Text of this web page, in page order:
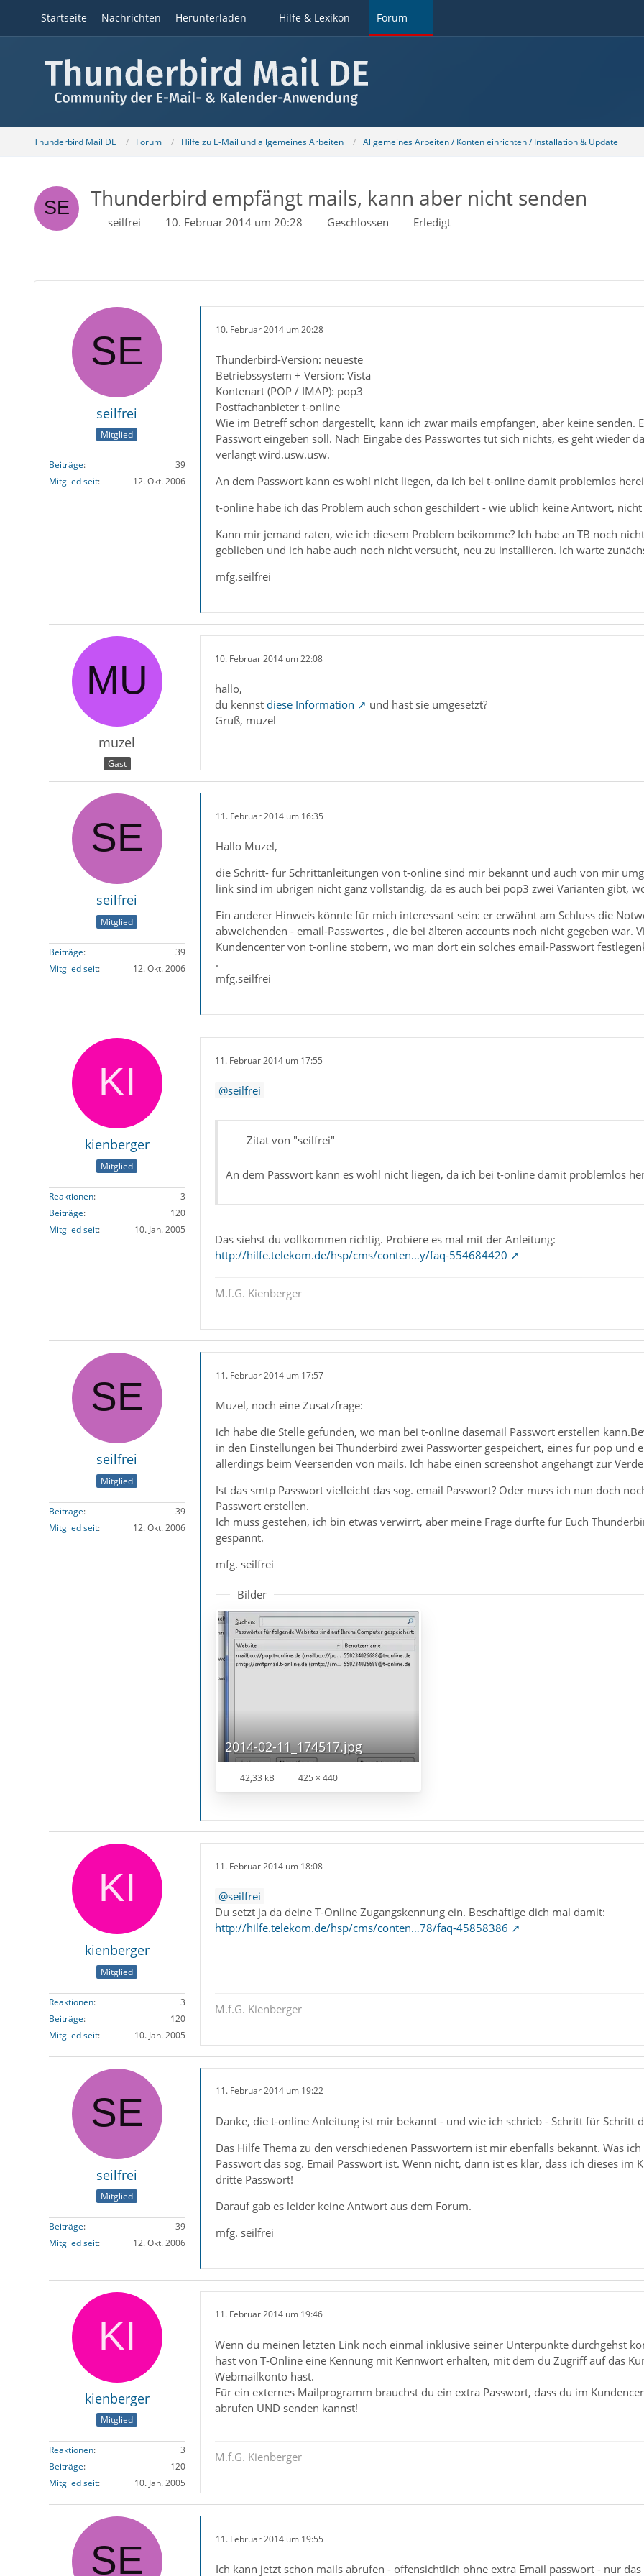
Startseite Nachrichten Herunterladen Hilfe & Lexikon Forum
Thunderbird Mail DE Forum Hilfe zu E-Mail und allgemeines Arbeiten Allgemeines Arbeiten / Konten einrichten / Installation & Update
Thunderbird empfängt mails, kann aber nicht senden
seilfrei 10. Februar 2014 um 20:28 Geschlossen Erledigt
seilfrei
Mitglied
Beiträge
39
Mitglied seit
12. Okt. 2006
10. Februar 2014 um 20:28
Thunderbird-Version: neueste
Betriebssystem + Version: Vista
Kontenart (POP / IMAP): pop3
Postfachanbieter t-online
Wie im Betreff schon dargestellt, kann ich zwar mails empfangen, aber keine senden.
Passwort eingeben soll. Nach Eingabe des Passwortes tut sich nichts, es geht wieder
verlangt wird.usw.usw.
An dem Passwort kann es wohl nicht liegen, da ich bei t-online damit problemlos
t-online habe ich das Problem auch schon geschildert - wie üblich keine Antwort,
Kann mir jemand raten, wie ich diesem Problem beikomme? Ich habe an TB noch
geblieben und ich habe auch noch nicht versucht, neu zu installieren. Ich warte
mfg.seilfrei
muzel
Gast
10. Februar 2014 um 22:08
hallo,
du kennst diese Information
und hast sie umgesetzt?
Gruß, muzel
seilfrei
Mitglied
Beiträge
39
Mitglied seit
12. Okt. 2006
11. Februar 2014 um 16:35
Hallo Muzel,
die Schritt- für Schrittanleitungen von t-online sind mir bekannt und auch von mir
link sind im übrigen nicht ganz vollständig, da es auch bei pop3 zwei Varianten gibt,
Ein anderer Hinweis könnte für mich interessant sein: er erwähnt am Schluss die
abweichenden - email-Passwortes , die bei älteren accounts noch nicht gegeben war.
Kundencenter von t-online stöbern, wo man dort ein solches email-Passwort
.
mfg.seilfrei
kienberger
Mitglied
Reaktionen
3
Beiträge
120
Mitglied seit
10. Jan. 2005
11. Februar 2014 um 17:55
seilfrei
Zitat von "seilfrei"
An dem Passwort kann es wohl nicht liegen, da ich bei t-online damit problemlos
Das siehst du vollkommen richtig. Probiere es mal mit der Anleitung:
http://hilfe.telekom.de/hsp/cms/conten…y/faq-554684420
M.f.G. Kienberger
seilfrei
Mitglied
Beiträge
39
Mitglied seit
12. Okt. 2006
11. Februar 2014 um 17:57
Muzel, noch eine Zusatzfrage:
ich habe die Stelle gefunden, wo man bei t-online dasemail Passwort erstellen
in den Einstellungen bei Thunderbird zwei Passwörter gespeichert, eines für pop
allerdings beim Veersenden von mails. Ich habe einen screenshot angehängt zur
Ist das smtp Passwort vielleicht das sog. email Passwort? Oder muss ich nun doch
Passwort erstellen.
Ich muss gestehen, ich bin etwas verwirrt, aber meine Frage dürfte für Euch
gespannt.
mfg. seilfrei
Bilder
2014-02-11_174517.jpg
42,33 kB 425 × 440
kienberger
Mitglied
Reaktionen
3
Beiträge
120
Mitglied seit
10. Jan. 2005
11. Februar 2014 um 18:08
seilfrei
Du setzt ja da deine T-Online Zugangskennung ein. Beschäftige dich mal damit:
http://hilfe.telekom.de/hsp/cms/conten…78/faq-45858386
M.f.G. Kienberger
seilfrei
Mitglied
Beiträge
39
Mitglied seit
12. Okt. 2006
11. Februar 2014 um 19:22
Danke, die t-online Anleitung ist mir bekannt - und wie ich schrieb - Schritt für Schritt
Das Hilfe Thema zu den verschiedenen Passwörtern ist mir ebenfalls bekannt. Was
Passwort das sog. Email Passwort ist. Wenn nicht, dann ist es klar, dass ich dieses im
dritte Passwort!
Darauf gab es leider keine Antwort aus dem Forum.
mfg. seilfrei
kienberger
Mitglied
Reaktionen
3
Beiträge
120
Mitglied seit
10. Jan. 2005
11. Februar 2014 um 19:46
Wenn du meinen letzten Link noch einmal inklusive seiner Unterpunkte durchgehst
hast von T-Online eine Kennung mit Kennwort erhalten, mit dem du Zugriff auf das
Webmailkonto hast.
Für ein externes Mailprogramm brauchst du ein extra Passwort, dass du im
abrufen UND senden kannst!
M.f.G. Kienberger
11. Februar 2014 um 19:55
Ich kann jetzt schon mails abrufen - offensichtlich ohne extra Email passwort - nur